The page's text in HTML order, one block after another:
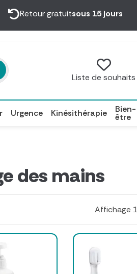
Retour gratuitsous 15 jours
Liste de souhaits
Urgence Kinésithérapie Bien-
être
des mains
Affichage